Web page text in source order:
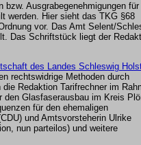
bzw. Ausgrabegenehmigungen für
werden. Hier sieht das TKG §68
vor. Das Amt Selent/
Das Schriftstück liegt der
des Landes Schleswig
rechtswidrige Methoden durch
Redaktion Tarifrechner im
den Glasfaserausbau im Kreis
für den ehemaligen
und Amtsvorsteherin Ulrike
nun parteilos) und weitere